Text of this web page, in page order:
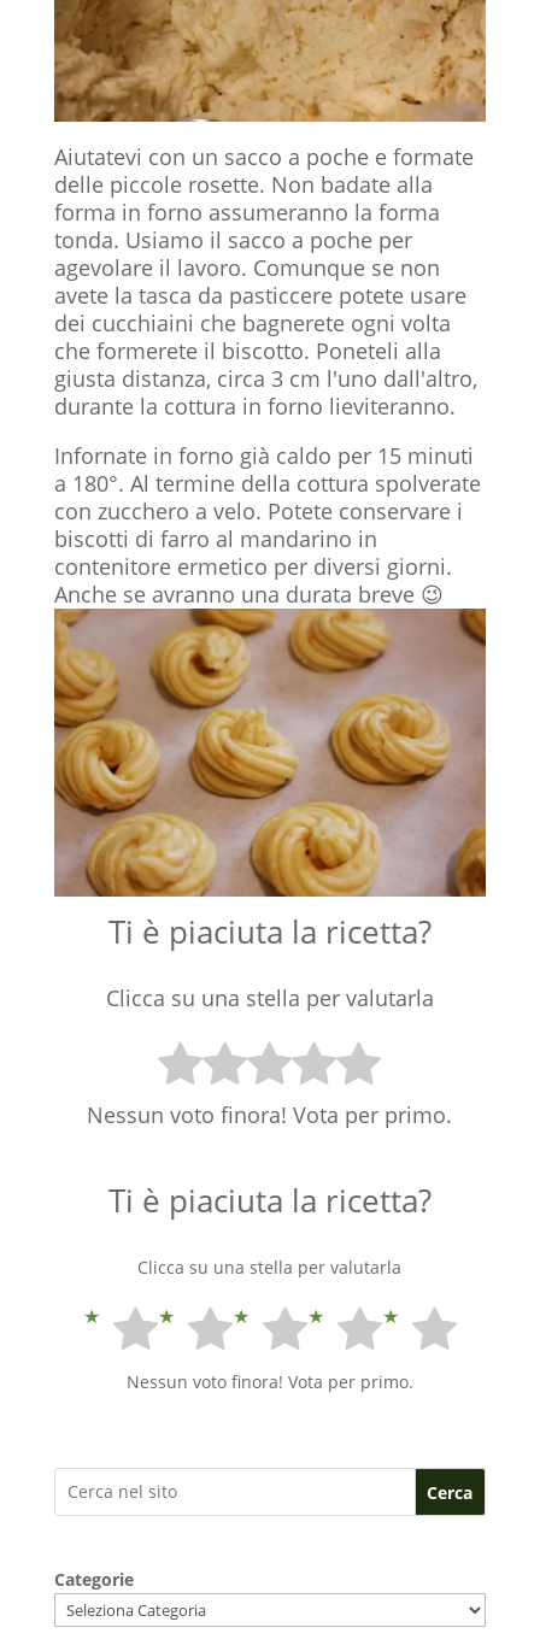
Aiutatevi con un sacco a poche e formate
delle piccole rosette. Non badate alla
forma in forno assumeranno la forma
tonda. Usiamo il sacco a poche per
agevolare il lavoro. Comunque se non
avete la tasca da pasticcere potete usare
dei cucchiaini che bagnerete ogni volta
che formerete il biscotto. Poneteli alla
giusta distanza, circa 3 cm l'uno dall'altro,
durante la cottura in forno lieviteranno.
Infornate in forno già caldo per 15 minuti
a 180°. Al termine della cottura spolverate
con zucchero a velo. Potete conservare i
biscotti di farro al mandarino in
contenitore ermetico per diversi giorni.
Anche se avranno una durata breve 😉
Ti è piaciuta la ricetta?
Clicca su una stella per valutarla
Nessun voto finora! Vota per primo.
Ti è piaciuta la ricetta?
Clicca su una stella per valutarla
Nessun voto finora! Vota per primo.
Cerca
Categorie